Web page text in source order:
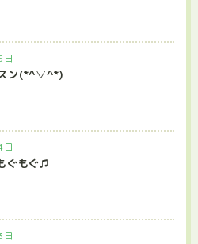
ン(*^▽^*)
ぐもぐ♫